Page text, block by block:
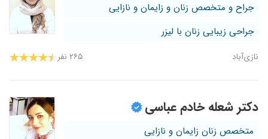
جراح و متخصص زنان و زایمان و نازایی
جراحی زیبایی زنان با لیزر
نازی‌آباد ۲۶۵ نفر
دکتر شعله خادم عباسی
متخصص زنان زایمان و نازایی